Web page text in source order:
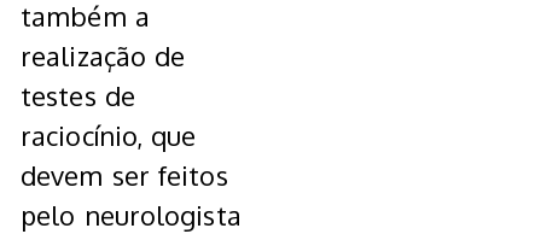
também a
realização de
testes de
raciocínio, que
devem ser feitos
pelo neurologista